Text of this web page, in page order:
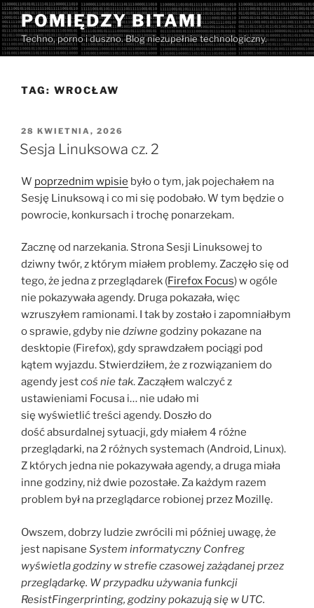
Przejdź
do
treści
POMIĘDZY BITAMI
Techno, porno i duszno. Blog niezupełnie technologiczny.
TAG: WROCŁAW
OPUBLIKOWANE
W
28 KWIETNIA, 2026
Sesja Linuksowa cz. 2
W poprzednim wpisie było o tym, jak pojechałem na
Sesję Linuksową i co mi się podobało. W tym będzie o
powrocie, konkursach i trochę ponarzekam.
Zacznę od narzekania. Strona Sesji Linuksowej to
dziwny twór, z którym miałem problemy. Zaczęło się od
tego, że jedna z przeglądarek (Firefox Focus) w ogóle
nie pokazywała agendy. Druga pokazała, więc
wzruszyłem ramionami. I tak by zostało i zapomniałbym
o sprawie, gdyby nie dziwnegodziny pokazane na
desktopie (Firefox), gdy sprawdzałem pociągi pod
kątem wyjazdu. Stwierdziłem, że z rozwiązaniem do
agendy jestcoś nie tak. Zacząłem walczyć z
ustawieniami Focusa i… nie udało mi
się wyświetlić treści agendy. Doszło do
dość absurdalnej sytuacji, gdy miałem 4 różne
przeglądarki, na 2 różnych systemach (Android, Linux).
Z których jedna nie pokazywała agendy, a druga miała
inne godziny, niż dwie pozostałe. Za każdym razem
problem był na przeglądarce robionej przez Mozillę.
Owszem, dobrzy ludzie zwrócili mi później uwagę, że
jest napisane System informatyczny Confreg
wyświetla godziny w strefie czasowej zażądanej przez
przeglądarkę. W przypadku używania funkcji
ResistFingerprinting, godziny pokazują się w UTC.